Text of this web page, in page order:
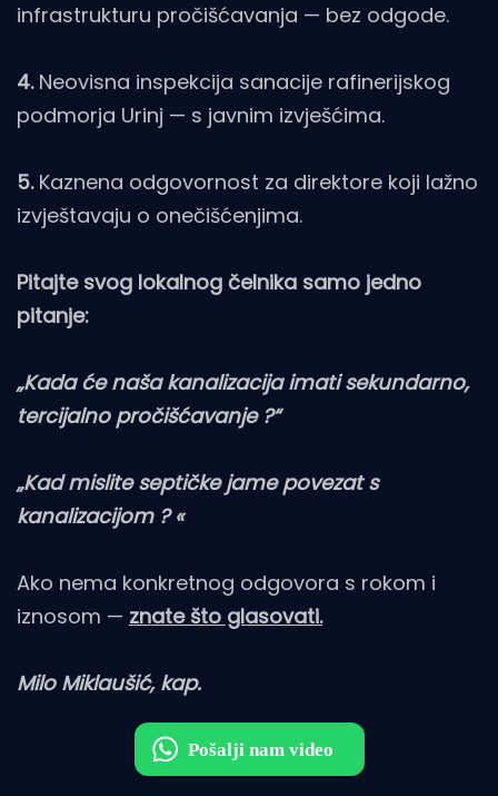
infrastrukturu pročišćavanja — bez odgode.
4. Neovisna inspekcija sanacije rafinerijskog
podmorja Urinj — s javnim izvješćima.
5. Kaznena odgovornost za direktore koji lažno
izvještavaju o onečišćenjima.
Pitajte svog lokalnog čelnika samo jedno
pitanje:
„Kada će naša kanalizacija imati sekundarno,
tercijalno pročišćavanje ?“
„Kad mislite septičke jame povezat s
kanalizacijom ? «
Ako nema konkretnog odgovora s rokom i
iznosom — znate što glasovati.
Milo Miklaušić, kap.